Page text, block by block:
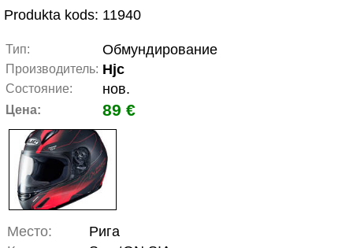
Produkta kods: 11940
Тип: Обмундирование
Производитель: Hjc
Состояние: нов.
Цена: 89 €
Место:
Рига